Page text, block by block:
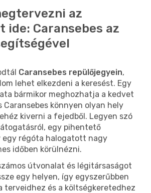
az
ide: Caransebes az
Caransebes repülőjegyein,
lehet elkezdeni a keresést. Egy
bármikor meghozhatja a kedvet
Caransebes könnyen olyan hely
kiverni a fejedből. Legyen szó
egy pihentető
egy régóta halogatott nagy
időben körülnézni.
útvonalat és légitársaságot
egy helyen, így egyszerűbben
terveidhez és a költségkeretedhez